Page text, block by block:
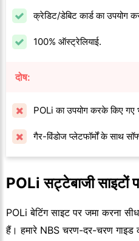
क्रेडिट/डेबिट कार्ड का उपयोग
100% ऑस्ट्रेलियाई.
दोष:
POLi का उपयोग करके किए गए
गैर-विंडोज प्लेटफॉर्मों के साथ
POLi सट्टेबाजी साइटों
POLi बेटिंग साइट पर जमा करना
हैं। हमारे NBS चरण-दर-चरण